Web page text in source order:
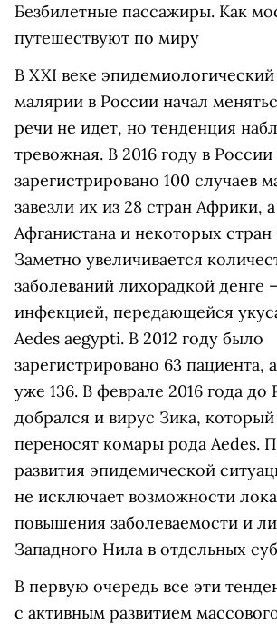
Безбилетные пассажиры. Как
путешествуют по миру
В XXI веке эпидемиологический
малярии в России начал
речи не идет, но тенденция
тревожная. В 2016 году в
зарегистрировано 100 случаев
завезли их из 28 стран Африки,
Афганистана и некоторых
Заметно увеличивается
заболеваний лихорадкой денге
инфекцией, передающейся
Aedes aegypti. В 2012 году было
зарегистрировано 63 пациента,
уже 136. В феврале 2016 года до
добрался и вирус Зика,
переносят комары рода Aedes.
развития эпидемической
не исключает возможности
повышения заболеваемости и
Западного Нила в отдельных
В первую очередь все эти
с активным развитием